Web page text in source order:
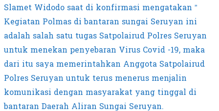
Slamet Widodo saat di konfirmasi mengatakan ”
Kegiatan Polmas di bantaran sungai Seruyan ini
adalah salah satu tugas Satpolairud Polres Seruyan
untuk menekan penyebaran Virus Covid -19, maka
dari itu saya memerintahkan Anggota Satpolairud
Polres Seruyan untuk terus menerus menjalin
komunikasi dengan masyarakat yang tinggal di
bantaran Daerah Aliran Sungai Seruyan.